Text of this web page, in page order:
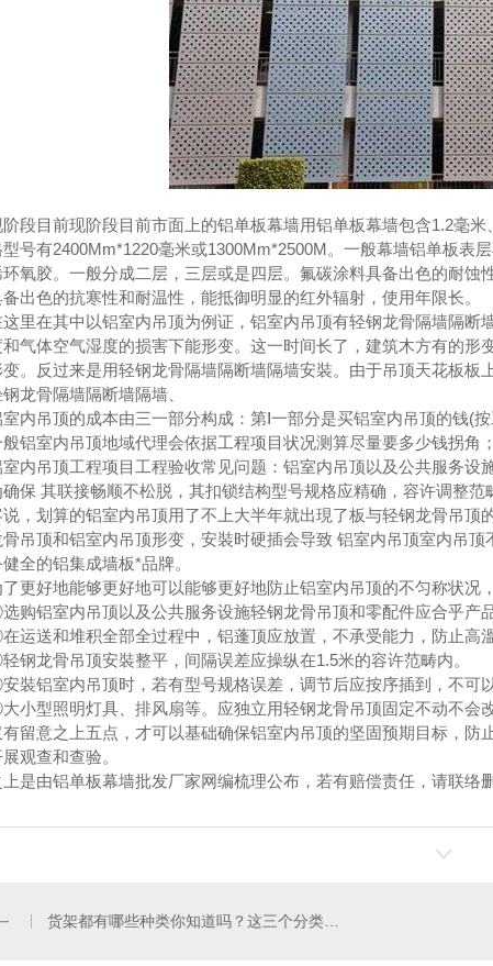
目前现阶段目前市面上的铝单板幕墙用铝单板幕墙包含1.2毫米
号有2400Mm*1220毫米或1300Mm*2500M。一般幕墙铝单板表
氧胶。一般分成二层，三层或是四层。氟碳涂料具备出色的耐
出色的抗寒性和耐温性，能抵御明显的红外辐射，使用年限长。
在其中以铝室内吊顶为例证，铝室内吊顶有轻钢龙骨隔墙隔断
气体空气湿度的损害下能形变。这一时间长了，建筑木方有的
。反过来是用轻钢龙骨隔墙隔断墙隔墙安裝。由于吊顶天花板
龙骨隔墙隔断墙隔墙、
吊顶的成本由三一部分构成：第Ⅰ一部分是买铝室内吊顶的钱(
铝室内吊顶地域代理会依据工程项目状况测算尽量要多少钱拐角
吊顶工程项目工程验收常见问题：铝室内吊顶以及公共服务设
保 其联接畅顺不松脱，其扣锁结构型号规格应精确，容许调整
说，划算的铝室内吊顶用了不上大半年就出現了板与轻钢龙骨吊
吊顶和铝室内吊顶形变，安裝时硬插会导致 铝室内吊顶室内吊
全的铝集成墙板*品牌。
好地能够更好地可以能够更好地防止铝室内吊顶的不匀称状况
铝室内吊顶以及公共服务设施轻钢龙骨吊顶和零配件应合乎产品
送和堆积全部全过程中，铝蓬顶应放置，不承受能力，防止高溫
龙骨吊顶安裝整平，间隔误差应操纵在1.5米的容许范畴内。
铝室内吊顶时，若有型号规格误差，调节后应按序插到，不可以
型照明灯具、排风扇等。应独立用轻钢龙骨吊顶固定不动不会改
意之上五点，才可以基础确保铝室内吊顶的坚固预期目标，防
观查和查验。
由铝单板幕墙批发厂家网编梳理公布，若有赔偿责任，请联络
货架都有哪些种类你知道吗？这三个分类很详细